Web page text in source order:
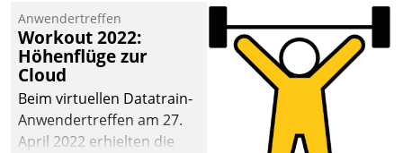
Mammutprojekte
meistern und Workloads
wuppen – bei zunehmend
anspruchsvollen
Aufgaben und
abnehmendem
Anwendertreffen
Workout 2022:
Höhenflüge zur
Cloud
Beim virtuellen Datatrain-
Anwendertreffen am 27.
April 2022 erhielten die